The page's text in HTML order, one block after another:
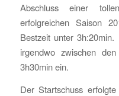
Abschluss einer
erfolgreichen Saison
Bestzeit unter
irgendwo zwischen
3h30min ein.
Der Startschuss